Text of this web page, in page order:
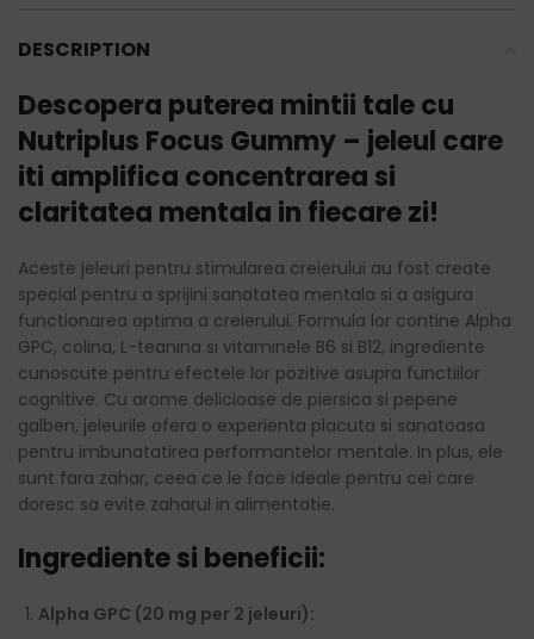
DESCRIPTION
Descopera puterea mintii tale cu
Nutriplus Focus Gummy – jeleul care
iti amplifica concentrarea si
claritatea mentala in fiecare zi!
Aceste jeleuri pentru stimularea creierului au fost create
special pentru a sprijini sanatatea mentala si a asigura
functionarea optima a creierului. Formula lor contine Alpha
GPC, colina, L-teanina si vitaminele B6 si B12, ingrediente
cunoscute pentru efectele lor pozitive asupra functiilor
cognitive. Cu arome delicioase de piersica si pepene
galben, jeleurile ofera o experienta placuta si sanatoasa
pentru imbunatatirea performantelor mentale. In plus, ele
sunt fara zahar, ceea ce le face ideale pentru cei care
doresc sa evite zaharul in alimentatie.
Ingrediente si beneficii:
Alpha GPC (20 mg per 2 jeleuri):